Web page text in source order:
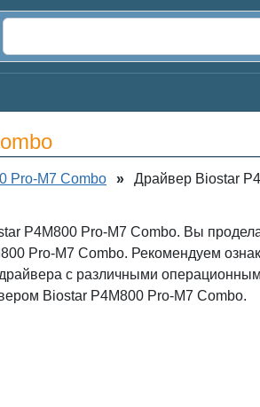
Pro-M7 Combo »
Драйвер Biostar
P4M800 Pro-M7 Combo. Вы
Pro-M7 Combo. Рекомендуем
с различными
Biostar P4M800 Pro-M7 Combo.